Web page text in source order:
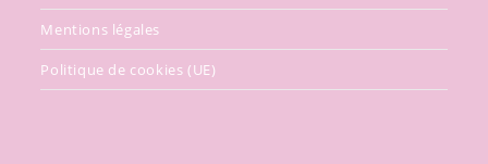
Mentions légales
Politique de cookies (UE)